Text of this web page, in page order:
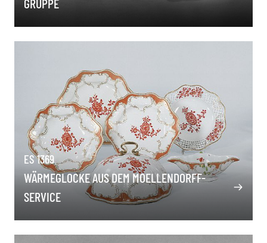
GRUPPE
ES 1369
WÄRMEGLOCKE AUS DEM MOELLENDORFF-
SERVICE